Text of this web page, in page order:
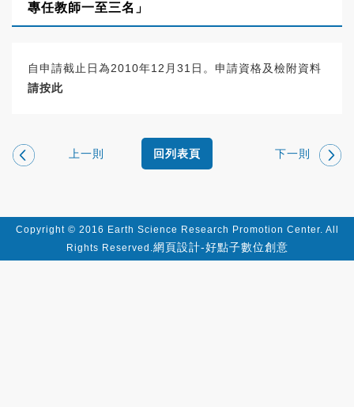
專任教師一至三名」
自申請截止日為2010年12月31日。申請資格及檢附資料
請按此
上一則 下一則
回列表頁
Copyright © 2016 Earth Science Research Promotion Center. All
Rights Reserved.網頁設計-好點子數位創意